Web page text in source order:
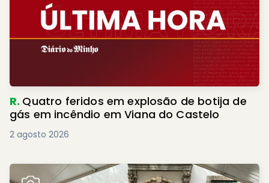
R. Quatro feridos em explosão de botija de
gás em incêndio em Viana do Castelo
2 agosto 2026